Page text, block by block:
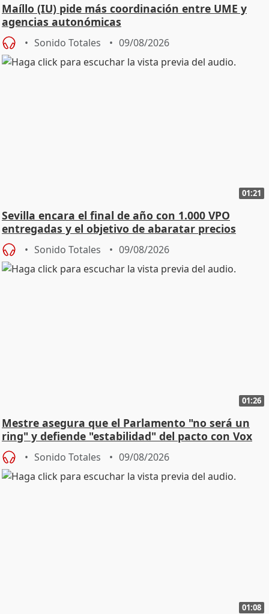
Maíllo (IU) pide más coordinación entre UME y
agencias autonómicas
Sonido Totales 09/08/2026
01:21
Sevilla encara el final de año con 1.000 VPO
entregadas y el objetivo de abaratar precios
Sonido Totales 09/08/2026
01:26
Mestre asegura que el Parlamento "no será un
ring" y defiende "estabilidad" del pacto con Vox
Sonido Totales 09/08/2026
01:08